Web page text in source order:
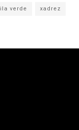
verde xadrez